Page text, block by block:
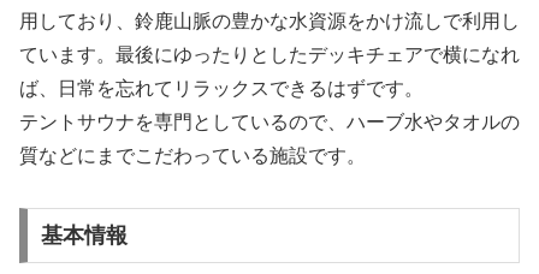
用しており、鈴鹿山脈の豊かな水資源をかけ流しで利用し
ています。最後にゆったりとしたデッキチェアで横になれ
ば、日常を忘れてリラックスできるはずです。
テントサウナを専門としているので、ハーブ水やタオルの
質などにまでこだわっている施設です。
基本情報